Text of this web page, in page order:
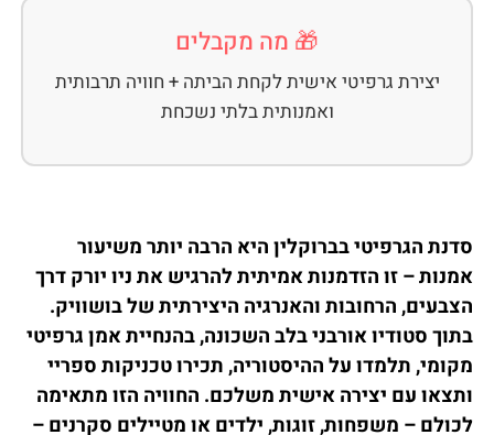
🎁 מה מקבלים
יצירת גרפיטי אישית לקחת הביתה + חוויה תרבותית
ואמנותית בלתי נשכחת
סדנת הגרפיטי בברוקלין היא הרבה יותר משיעור
אמנות – זו הזדמנות אמיתית להרגיש את ניו יורק דרך
הצבעים, הרחובות והאנרגיה היצירתית של בושוויק.
בתוך סטודיו אורבני בלב השכונה, בהנחיית אמן גרפיטי
מקומי, תלמדו על ההיסטוריה, תכירו טכניקות ספריי
ותצאו עם יצירה אישית משלכם. החוויה הזו מתאימה
לכולם – משפחות, זוגות, ילדים או מטיילים סקרנים –